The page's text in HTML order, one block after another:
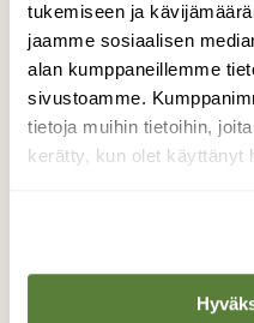
tukemiseen ja
jaamme sosiaalisen
alan kumppaneillemme
sivustoamme.
tietoja muihin tietoihin,
kerätty, kun olet käyttänyt
rantakallioilla enne
Valokuvaaja: Elina